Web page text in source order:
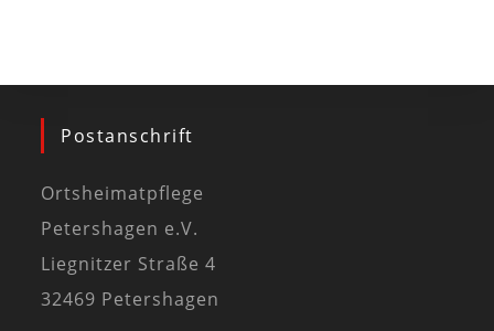
Postanschrift
Ortsheimatpflege
Petershagen e.V.
Liegnitzer Straße 4
32469 Petershagen